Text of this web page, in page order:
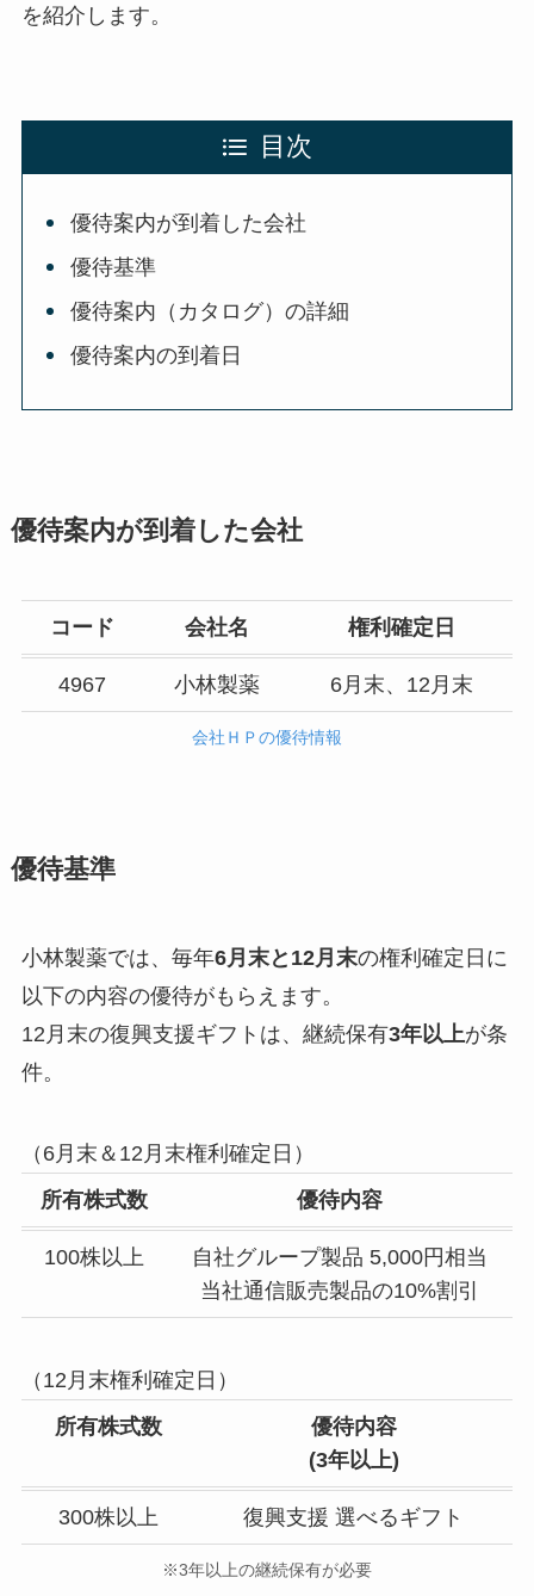
を紹介します。
目次
優待案内が到着した会社
優待基準
優待案内（カタログ）の詳細
優待案内の到着日
優待案内が到着した会社
コード 会社名 権利確定日
4967 小林製薬 6月末、12月末
会社ＨＰの優待情報
優待基準
小林製薬では、毎年6月末と12月末の権利確定日に
以下の内容の優待がもらえます。
12月末の復興支援ギフトは、継続保有3年以上が条
件。
（6月末＆12月末権利確定日）
所有株式数
優待内容
100株以上
自社グループ製品 5,000円相当
当社通信販売製品の10%割引
（12月末権利確定日）
所有株式数
優待内容
(3年以上)
300株以上 復興支援 選べるギフト
※3年以上の継続保有が必要